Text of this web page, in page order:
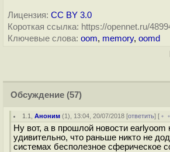
Лицензия: CC BY 3.0
Короткая ссылка: https://opennet.ru/
Ключевые слова: oom, memory, oomd
Обсуждение (57)
1.1 ,Аноним (1), 13:04, 20/07/2018 [ответить] [
Ну вот, а в прошлой новости
удивительно, что раньше никто не
системах бесполезное сферическое